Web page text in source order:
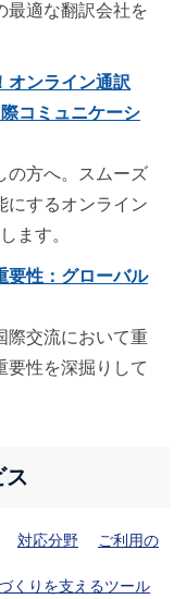
最適な翻訳会社を
オンライン通訳
コミュニケーシ
の方へ。スムーズ
にするオンライン
ます。
要性：グローバル
際交流において重
要性を深掘りして
ス
対応分野
ご利用の
くりを支えるツール